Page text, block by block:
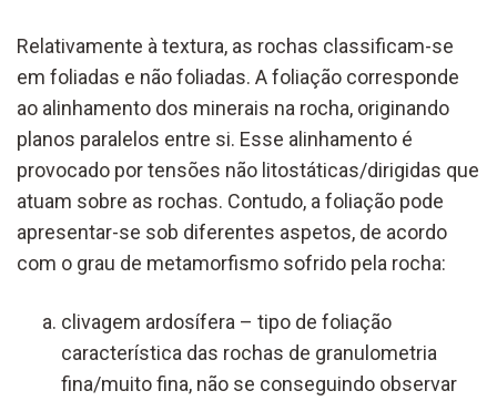
Relativamente à textura, as rochas classificam-se
em foliadas e não foliadas. A foliação corresponde
ao alinhamento dos minerais na rocha, originando
planos paralelos entre si. Esse alinhamento é
provocado por tensões não litostáticas/dirigidas que
atuam sobre as rochas. Contudo, a foliação pode
apresentar-se sob diferentes aspetos, de acordo
com o grau de metamorfismo sofrido pela rocha:
clivagem ardosífera – tipo de foliação
característica das rochas de granulometria
fina/muito fina, não se conseguindo observar